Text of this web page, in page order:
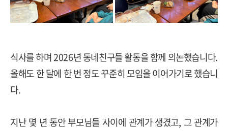
식사를 하며 2026년 동네친구들 활동을 함께 의논했습니다.
올해도 한 달에 한 번 정도 꾸준히 모임을 이어가기로 했습니
다.
지난 몇 년 동안 부모님들 사이에 관계가 생겼고, 그 관계가